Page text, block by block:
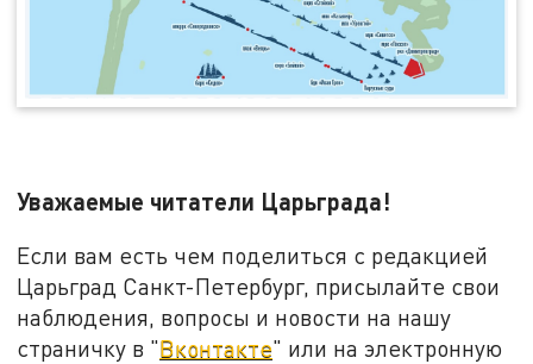
Уважаемые читатели Царьграда!
Если вам есть чем поделиться с редакцией
Царьград Санкт-Петербург, присылайте свои
наблюдения, вопросы и новости на нашу
страничку в "Вконтакте" или на электронную